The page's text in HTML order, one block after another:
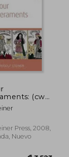
(cw
Press, 2008,
Nuevo